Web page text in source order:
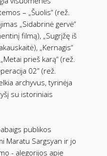
– „Šuolis“ (rež.
„Sidabrinė gervė“
filmą), „Sugrįžę iš
„Kernagis“
prieš karą“ (rež.
02” (rež.
archyvus, tyrinėja
su istoriniais
publikos
Maratu Sargsyan ir jo
- alegorijos apie